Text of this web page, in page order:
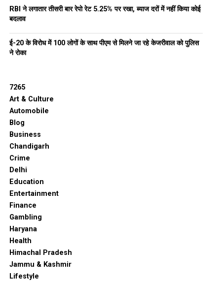
RBI ने लगातार तीसरी बार रेपो रेट 5.25% पर रखा, ब्याज दरों में नहीं किया कोई
बदलाव
ई-20 के विरोध में 100 लोगों के साथ पीएम से मिलने जा रहे केजरीवाल को पुलिस
ने रोका
7265
Art & Culture
Automobile
Blog
Business
Chandigarh
Crime
Delhi
Education
Entertainment
Finance
Gambling
Haryana
Health
Himachal Pradesh
Jammu & Kashmir
Lifestyle